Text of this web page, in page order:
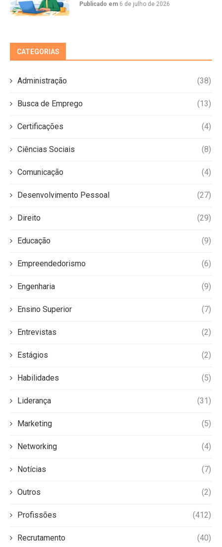
Publicado em 6 de julho de 2026
CATEGORIAS
Administração (38)
Busca de Emprego (13)
Certificações (4)
Ciências Sociais (8)
Comunicação (4)
Desenvolvimento Pessoal (27)
Direito (29)
Educação (9)
Empreendedorismo (6)
Engenharia (9)
Ensino Superior (7)
Entrevistas (2)
Estágios (2)
Habilidades (5)
Liderança (31)
Marketing (5)
Networking (4)
Notícias (7)
Outros (2)
Profissões (412)
Recrutamento (40)